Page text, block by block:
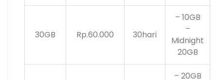
30GB Rp.60.000 30hari
– 10GB
–
Midnight
20GB
– 20GB